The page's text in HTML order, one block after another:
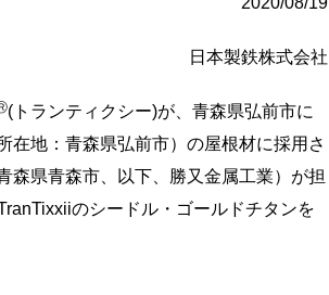
日本製鉄株式会社
(トランティクシー)が、青森県弘前市に
在地：青森県弘前市）の屋根材に採用さ
森県青森市、以下、勝又金属工業）が担
のシードル・ゴールドチタンを